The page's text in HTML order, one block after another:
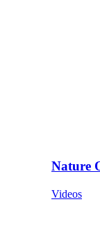
Nature
Videos